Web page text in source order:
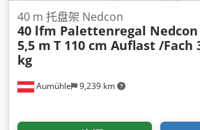
Aumühle 9,239 km
40 m 托盘架 Nedcon
40 lfm Palettenregal Nedcon
5,5 m T 110 cm Auflast /Fach
kg